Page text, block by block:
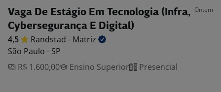
Vaga De Estágio Em Tecnologia (Infra,
Cybersegurança E Digital)
Ontem
4,5 Randstad - Matriz
São Paulo - SP
R$ 1.600,00
Ensino Superior Presencial